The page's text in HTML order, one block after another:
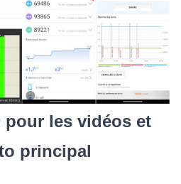
pour les vidéos et
principal